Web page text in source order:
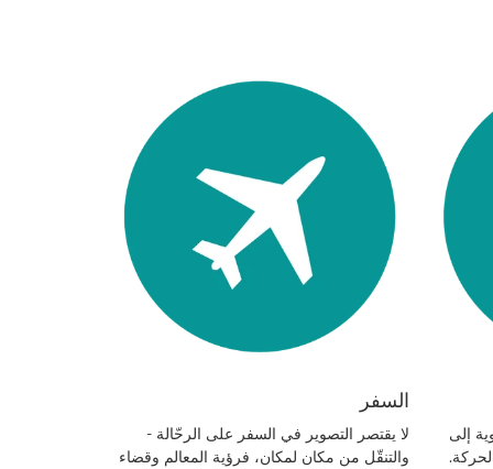
إلى
السفر
لا يقتصر التصوير في السفر على الرحّالة -
والتنقّل من مكان لمكان، فرؤية المعالم وقضاء